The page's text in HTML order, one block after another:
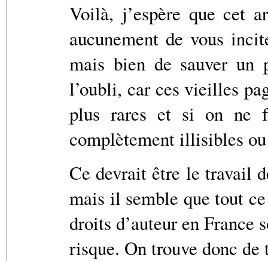
Voilà, j’espère que cet
aucunement de vous
mais bien de sauver un
l’oubli, car ces vieilles
plus rares et si on ne
complètement illisibles
Ce devrait être le travail
mais il semble que tout
droits d’auteur en France
risque. On trouve donc